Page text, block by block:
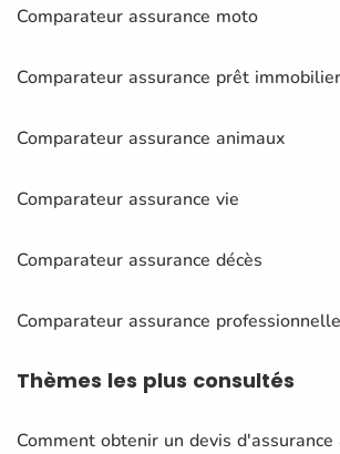
Comparateur assurance moto
Comparateur assurance prêt immobilier
Comparateur assurance animaux
Comparateur assurance vie
Comparateur assurance décès
Comparateur assurance professionnelle
Thèmes les plus consultés
Comment obtenir un devis